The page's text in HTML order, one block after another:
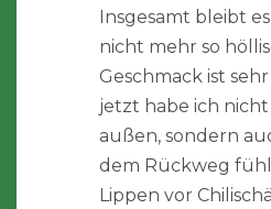
Insgesamt bleibt
nicht mehr so
Geschmack ist
jetzt habe ich
außen, sondern
dem Rückweg
Lippen vor